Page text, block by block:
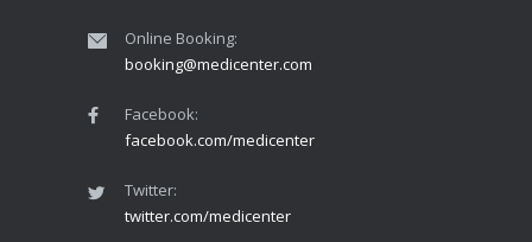
Online Booking:
booking@medicenter.com
Facebook:
facebook.com/medicenter
Twitter:
twitter.com/medicenter